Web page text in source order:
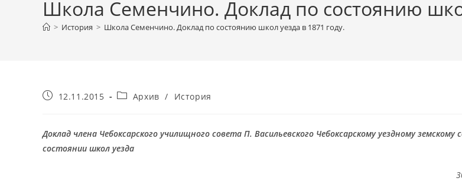
Школа Семенчино. Доклад по состоянию
> История > Школа Семенчино. Доклад по состоянию школ уезда в 1871 году.
Запись12.11.2015
Рубрика
Архив / История
Доклад члена Чебоксарского училищного совета П. Васильевского Чебоксарскому уездному земскому
состоянии школ уезда